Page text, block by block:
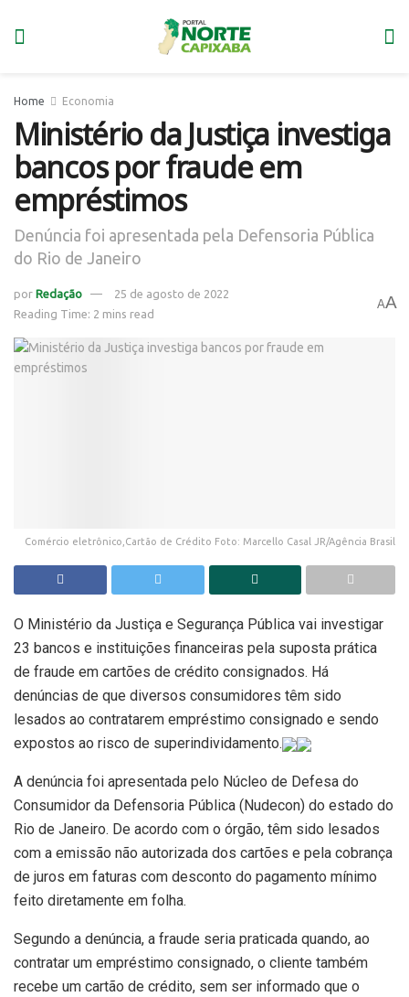
Home Economia
Ministério da Justiça investiga
bancos por fraude em
empréstimos
Denúncia foi apresentada pela Defensoria Pública
do Rio de Janeiro
por Redação
25 de agosto de 2022
Reading Time: 2 mins read
AA
Comércio eletrônico,Cartão de Crédito Foto: Marcello Casal JR/Agência Brasil
O Ministério da Justiça e Segurança Pública vai investigar
23 bancos e instituições financeiras pela suposta prática
de fraude em cartões de crédito consignados. Há
denúncias de que diversos consumidores têm sido
lesados ao contratarem empréstimo consignado e sendo
expostos ao risco de superindividamento.
A denúncia foi apresentada pelo Núcleo de Defesa do
Consumidor da Defensoria Pública (Nudecon) do estado do
Rio de Janeiro. De acordo com o órgão, têm sido lesados
com a emissão não autorizada dos cartões e pela cobrança
de juros em faturas com desconto do pagamento mínimo
feito diretamente em folha.
Segundo a denúncia, a fraude seria praticada quando, ao
contratar um empréstimo consignado, o cliente também
recebe um cartão de crédito, sem ser informado que o